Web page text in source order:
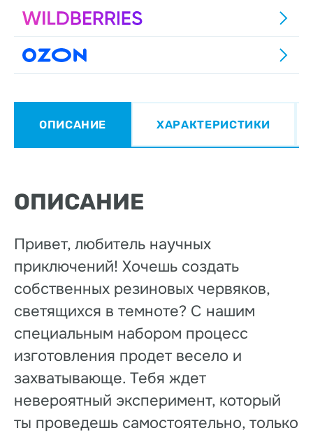
ОПИСАНИЕ ХАРАКТЕРИСТИКИ
ОПИСАНИЕ
Привет, любитель научных
приключений! Хочешь создать
собственных резиновых червяков,
светящихся в темноте? С нашим
специальным набором процесс
изготовления продет весело и
захватывающе. Тебя ждет
невероятный эксперимент, который
ты проведешь самостоятельно, только